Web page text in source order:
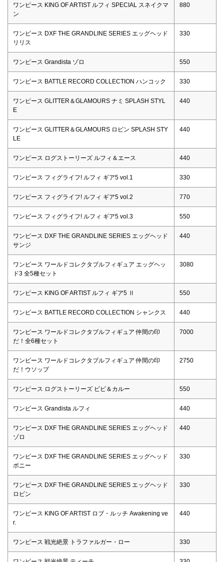
ワンピース KING OF ARTIST ルフィ SPECIAL スネイクマ
ン
880
ワンピース DXF THE GRANDLINE SERIES エッグヘッド
リリス
330
ワンピース Grandista ゾロ 550
ワンピース BATTLE RECORD COLLECTION ハンコック 330
ワンピース GLITTER＆GLAMOURS ナミ SPLASH STYL
E
440
ワンピース GLITTER＆GLAMOURS ロビン SPLASH STY
LE
440
ワンピース ログストーリーズ ルフィ＆エース 440
ワンピース フィグライフ! ルフィ ギア5 vol.1 330
ワンピース フィグライフ! ルフィ ギア5 vol.2 770
ワンピース フィグライフ! ルフィ ギア5 vol.3 550
ワンピース DXF THE GRANDLINE SERIES エッグヘッド
サンジ
440
ワンピース ワールドコレクタブルフィギュア エッグヘッ
ド3 全5種セット
3080
ワンピース KING OF ARTIST ルフィ ギア5 Ⅱ 550
ワンピース BATTLE RECORD COLLECTION シャンクス 440
ワンピース ワールドコレクタブルフィギュア 仲間の印
だ！全6種セット
7000
ワンピース ワールドコレクタブルフィギュア 仲間の印
だ！ウソップ
2750
ワンピース ログストーリーズ ビビ＆カルー 550
ワンピース Grandista ルフィ 440
ワンピース DXF THE GRANDLINE SERIES エッグヘッド
ゾロ
440
ワンピース DXF THE GRANDLINE SERIES エッグヘッド
ボニー
330
ワンピース DXF THE GRANDLINE SERIES エッグヘッド
ロビン
330
ワンピース KING OF ARTIST ロブ・ルッチ Awakening ve
r.
440
ワンピース 戦光絶景 トラファルガー・ロー 330